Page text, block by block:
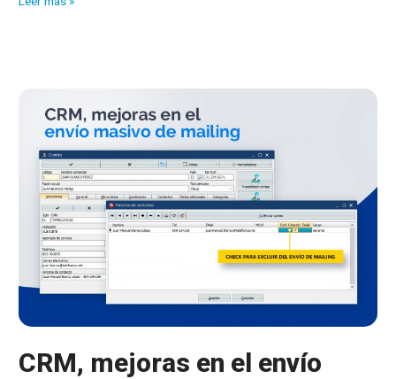
tienda
online?
CRM, mejoras en el envío